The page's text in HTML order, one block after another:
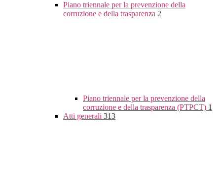
Piano triennale per la prevenzione della
corruzione e della trasparenza 2
Piano triennale per la prevenzione della
corruzione e della trasparenza (PTPCT) 1
Atti generali 313